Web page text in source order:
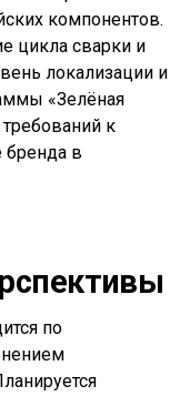
компонентов.
цикла сварки и
локализации и
«Зелёная
к
бренда в
по